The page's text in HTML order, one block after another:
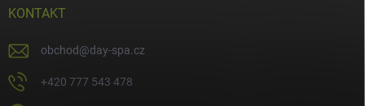
KONTAKT
obchod@day-spa.cz
+420 777 543 478